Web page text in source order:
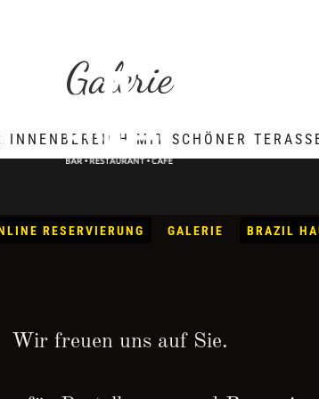
RESERVIERUNG GALERIE BRAZIL
Galerie
INNENBEREICH MIT SCHÖNER
Wir freuen uns auf Sie.